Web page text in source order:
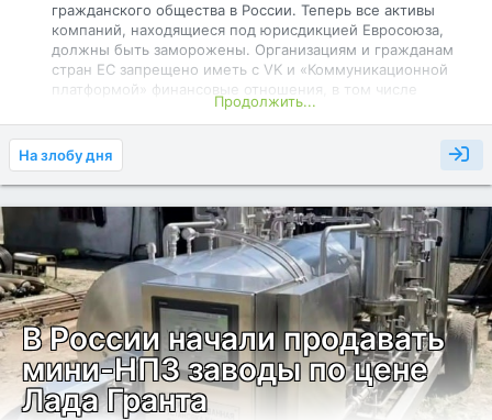
гражданского общества в России. Теперь все активы
компаний, находящиеся под юрисдикцией Евросоюза,
должны быть заморожены. Организациям и гражданам
стран ЕС запрещено иметь с VK и «Коммуникационной
платформой» финансовые отношения, в том числе
предоставлять кредиты. Под персональные санкции
попала и Багудина Елена Геннадьевна — генеральный
директор ООО «Коммуникационная платформа».
В решении Совета ЕС утверждается, что разработка Max
поддерживалась государством и якобы велась под
надзором ФСБ. По мнению многочисленных экспертов,
мессенджер способен отслеживать переписку и
использование VPN, собирать сведения об установленных
приложениях, получать доступ к контактам и
местоположению устройства. При этом, что все западные
мессенджеры делают то же самое, в открытую и...
Продолжить...
На злобу дня
В России начали продавать
мини-НПЗ заводы по цене
Лада Гранта